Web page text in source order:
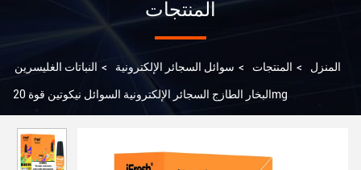
المنتجات
المنزل > المنتجات > سوائل السجائر الإلكترونية > النباتات الغليسرين
البخار الطازج السجائر الإلكترونية السوائل نيكوتين قوة 20mg